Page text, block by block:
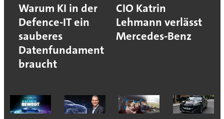
Warum KI in der
Defence-IT ein
sauberes
Datenfundament
braucht
CIO Katrin
Lehmann verlässt
Mercedes-Benz